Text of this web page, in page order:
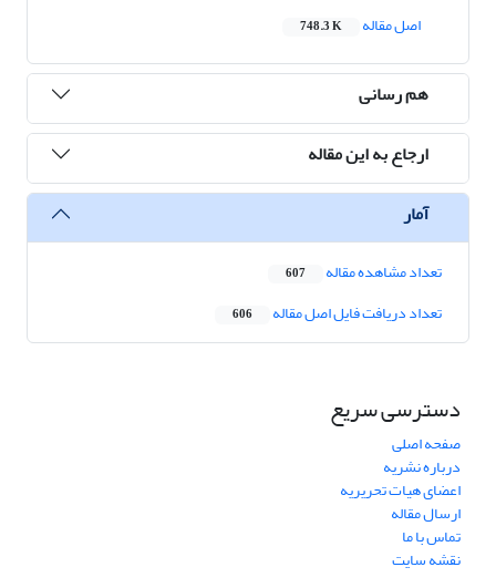
اصل مقاله
748.3 K
هم رسانی
ارجاع به این مقاله
آمار
تعداد مشاهده مقاله 607
تعداد دریافت فایل اصل مقاله 606
دسترسی سریع
صفحه اصلی
درباره نشریه
اعضای هیات تحریریه
ارسال مقاله
تماس با ما
نقشه سایت